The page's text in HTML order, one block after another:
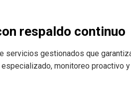
respaldo continuo
servicios gestionados que
monitoreo proactivo